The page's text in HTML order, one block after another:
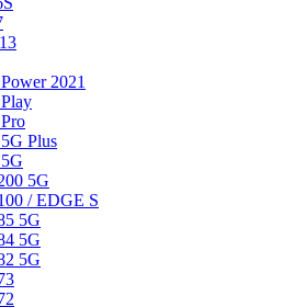
2021
Plus
5G
/ EDGE S
5G
5G
5G